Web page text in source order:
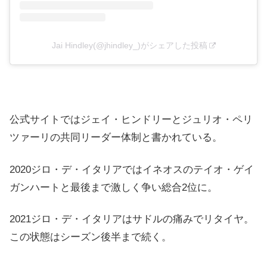
Jai Hindley(@jhindley_)がシェアした投稿
公式サイトではジェイ・ヒンドリーとジュリオ・ペリ
ツァーリの共同リーダー体制と書かれている。
2020ジロ・デ・イタリアではイネオスのテイオ・ゲイ
ガンハートと最後まで激しく争い総合2位に。
2021ジロ・デ・イタリアはサドルの痛みでリタイヤ。
この状態はシーズン後半まで続く。